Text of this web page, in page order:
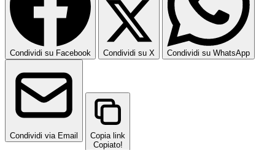
Condividi su Facebook Condividi su X Condividi su WhatsApp
Condividi via Email
Copia link
Copiato!